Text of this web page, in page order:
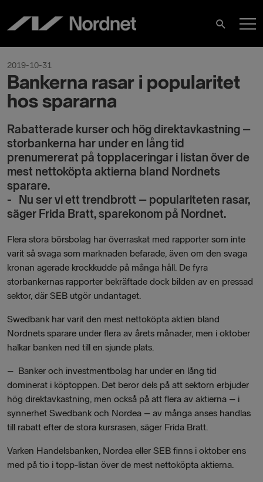
innehåll
Sök
2019-10-31
Bankerna rasar i popularitet
hos spararna
Rabatterade kurser och hög direktavkastning –
storbankerna har under en lång tid
prenumererat på topplaceringar i listan över de
mest nettoköpta aktierna bland Nordnets
sparare.
- Nu ser vi ett trendbrott – populariteten rasar,
säger Frida Bratt, sparekonom på Nordnet.
Flera stora börsbolag har överraskat med rapporter som inte
varit så svaga som marknaden befarade, även om den svaga
kronan agerade krockkudde på många håll. De fyra
storbankernas rapporter bekräftade dock bilden av en pressad
sektor, där SEB utgör undantaget.
Swedbank har varit den mest nettoköpta aktien bland
Nordnets sparare under flera av årets månader, men i oktober
halkar banken ned till en sjunde plats.
– Banker och investmentbolag har under en lång tid
dominerat i köptoppen. Det beror dels på att sektorn erbjuder
hög direktavkastning, men också på att flera av aktierna – i
synnerhet Swedbank och Nordea – av många anses handlas
till rabatt efter de stora kursrasen, säger Frida Bratt.
Varken Handelsbanken, Nordea eller SEB finns i oktober ens
med på tio i topp-listan över de mest nettoköpta aktierna.